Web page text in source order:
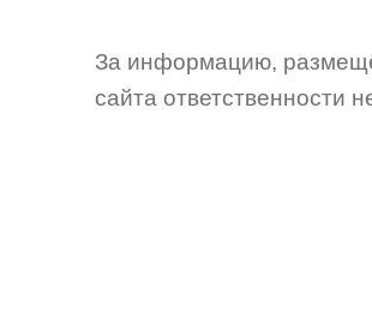
За информацию,
сайта ответственности